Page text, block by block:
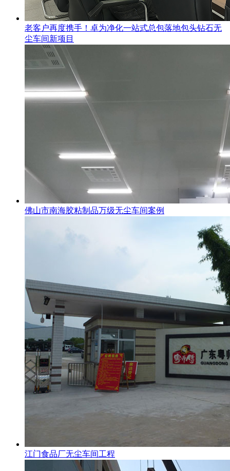
老客户再度携手！卓为净化一站式总包落地包头钻石无
尘车间新项目
佛山市南海胶粘制品万级无尘车间案例
江门食品厂无尘车间工程